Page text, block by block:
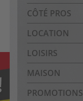
CÔTÉ PROS
LOCATION
LOISIRS
MAISON
PROMOTIONS